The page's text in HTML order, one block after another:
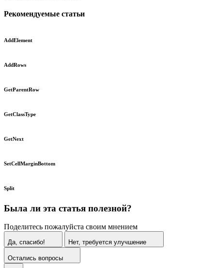
Рекомендуемые статьи
AddElement
AddRows
GetParentRow
GetClassType
GetNext
SetCellMarginBottom
Split
Была ли эта статья полезной?
Поделитесь пожалуйста своим мнением
Да, спасибо! Нет, требуется улучшение
Остались вопросы